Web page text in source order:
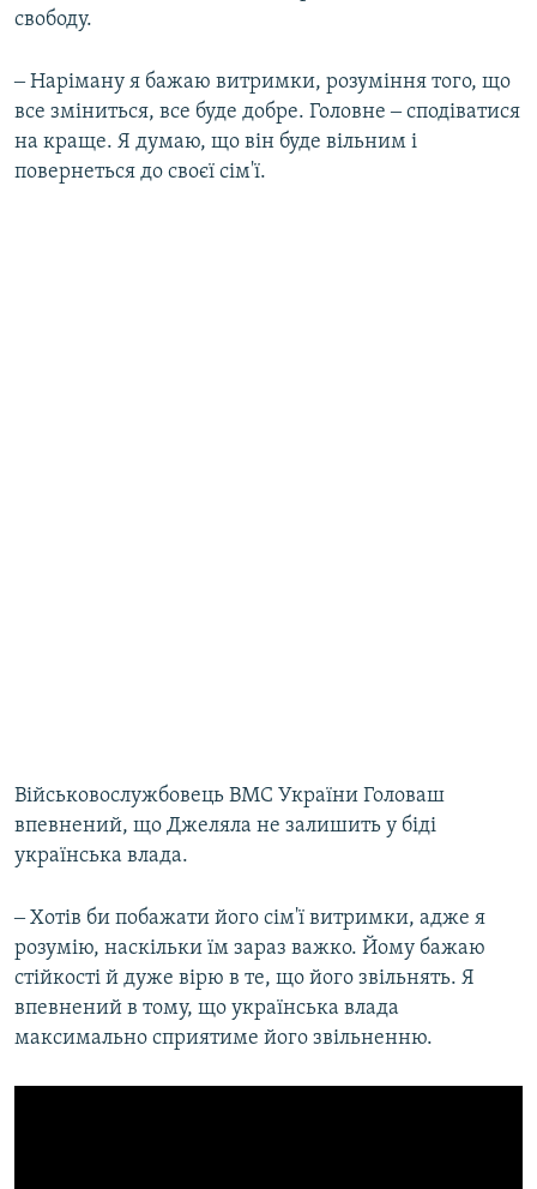
свободу.
‒ Наріману я бажаю витримки, розуміння того, що
все зміниться, все буде добре. Головне ‒ сподіватися
на краще. Я думаю, що він буде вільним і
повернеться до своєї сім'ї.
Військовослужбовець ВМС України Головаш
впевнений, що Джеляла не залишить у біді
українська влада.
‒ Хотів би побажати його сім'ї витримки, адже я
розумію, наскільки їм зараз важко. Йому бажаю
стійкості й дуже вірю в те, що його звільнять. Я
впевнений в тому, що українська влада
максимально сприятиме його звільненню.